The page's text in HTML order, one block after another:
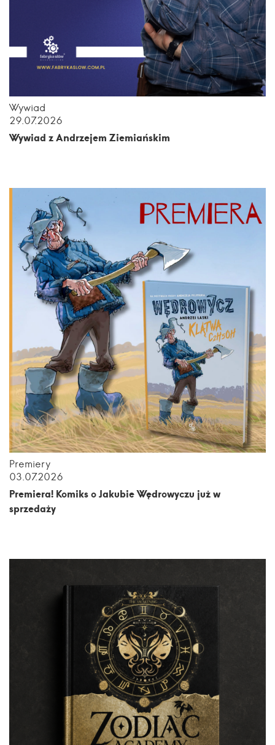
Wywiad
29.07.2026
Wywiad z Andrzejem Ziemiańskim
Premiery
03.07.2026
Premiera! Komiks o Jakubie Wędrowyczu już w
sprzedaży